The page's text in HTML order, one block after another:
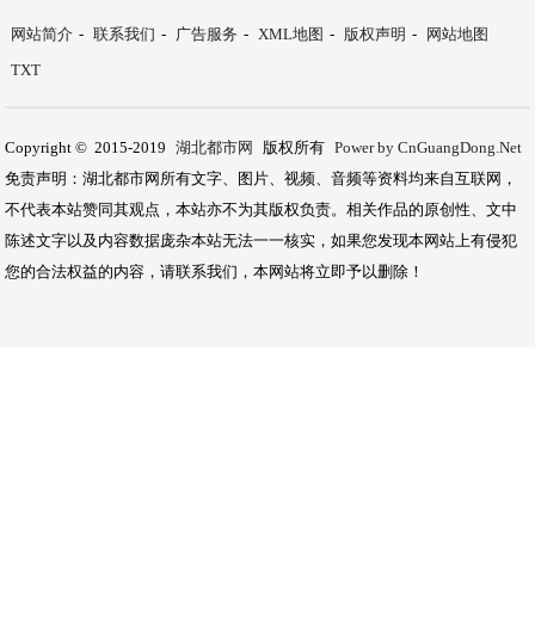
网站简介 - 联系我们 - 广告服务 - XML地图 - 版权声明 -
网站地图
TXT
Copyright © 2015-2019 湖北都市网 版权所有 Power by CnGuangDong.Net
免责声明：湖北都市网所有文字、图片、视频、音频等资料均来自互联网，
不代表本站赞同其观点，本站亦不为其版权负责。相关作品的原创性、文中
陈述文字以及内容数据庞杂本站无法一一核实，如果您发现本网站上有侵犯
您的合法权益的内容，请联系我们，本网站将立即予以删除！